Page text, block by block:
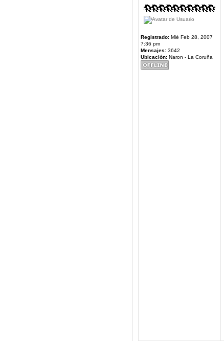
Registrado:Mié Feb 28, 2007
7:36 pm
Mensajes:3642
Ubicación:Naron - La Coruña